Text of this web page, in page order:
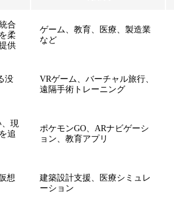
合
柔
供
ゲーム、教育、医療、製造業
など
没
VRゲーム、バーチャル旅行、
遠隔手術トレーニング
現
追
ポケモンGO、ARナビゲーシ
ョン、教育アプリ
想
建築設計支援、医療シミュレ
ーション